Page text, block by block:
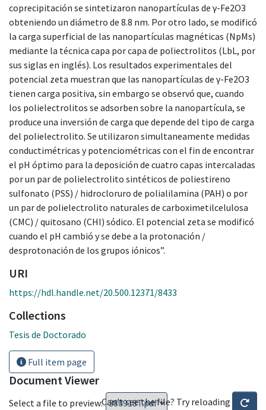
coprecipitación se sintetizaron nanopartículas de γ-Fe2O3
obteniendo un diámetro de 8.8 nm. Por otro lado, se modificó
la carga superficial de las nanopartículas magnéticas (NpMs)
mediante la técnica capa por capa de poliectrolitos (LbL, por
sus siglas en inglés). Los resultados experimentales del
potencial zeta muestran que las nanopartículas de γ-Fe2O3
tienen carga positiva, sin embargo se observó que, cuando
los polielectrolitos se adsorben sobre la nanopartícula, se
produce una inversión de carga que depende del tipo de carga
del polielectrolito. Se utilizaron simultaneamente medidas
conductimétricas y potenciométricas con el fin de encontrar
el pH óptimo para la deposición de cuatro capas intercaladas
por un par de polielectrolito sintéticos de poliestireno
sulfonato (PSS) / hidrocloruro de polialilamina (PAH) o por
un par de polielectrolito naturales de carboximetilcelulosa
(CMC) / quitosano (CHI) sódico. El potencial zeta se modificó
cuando el pH cambió y se debe a la protonación /
desprotonación de los grupos iónicos”.
URI
https://hdl.handle.net/20.500.12371/8433
Collections
Tesis de Doctorado
Full item page
Document Viewer
Select a file to preview:Can't see the file? Try reloading